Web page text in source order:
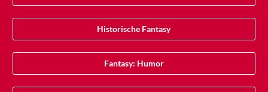
Historische Fantasy
Fantasy: Humor